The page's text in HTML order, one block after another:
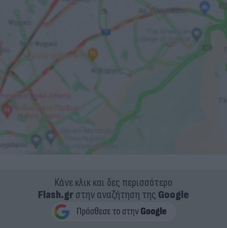
Κάνε κλικ και δες περισσότερο
Flash.grστην αναζήτηση της Google